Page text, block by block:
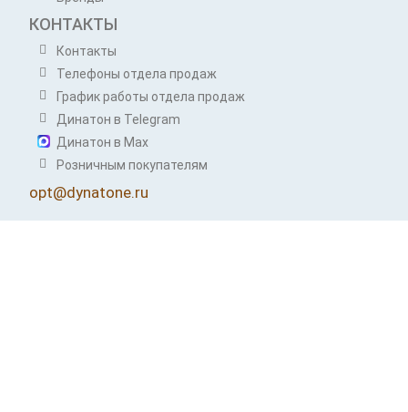
КОНТАКТЫ
Контакты
Телефоны отдела продаж
График работы отдела продаж
Динатон в Telegram
Динатон в Max
Розничным покупателям
opt@dynatone.ru